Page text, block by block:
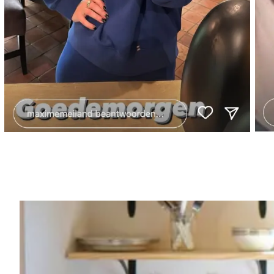
“GOD MAG HET WETEN…”